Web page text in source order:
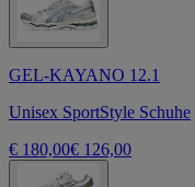
GEL-KAYANO 12.1
Unisex SportStyle Schuhe
€ 180,00€ 126,00